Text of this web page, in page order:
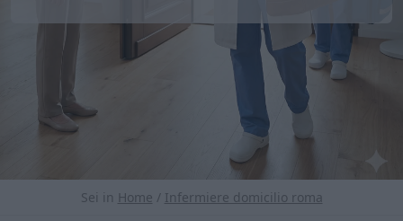
Sei in Home / Infermiere domicilio roma